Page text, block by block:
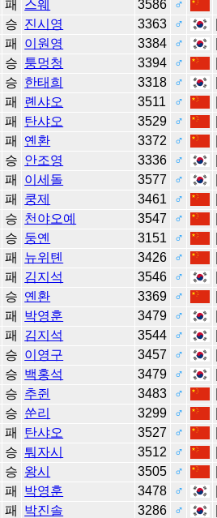
패 스웨 3586
♂
승 진시영 3363 ♂
패 이원영 3384 ♂
승 퉁멍청 3394 ♂
승 한태희 3318 ♂
패 롄샤오 3511 ♂
패 탄샤오 3529 ♂
패 옌환 3372 ♂
승 안조영 3336 ♂
패 이세돌 3577 ♂
패 쿵제 3461 ♂
승 천야오예 3547 ♂
승 둥옌 3151 ♂
패 뉴위톈 3426 ♂
패 김지석 3546 ♂
승 옌환 3369 ♂
패 박영훈 3479 ♂
패 김지석 3544 ♂
승 이영구 3457 ♂
승 백홍석 3479 ♂
승 추쥔 3483 ♂
승 쑨리 3299 ♂
패 탄샤오 3527 ♂
승 퉈자시 3512 ♂
승 왕시 3505 ♂
패 박영훈 3478 ♂
패 박진솔 3286 ♂